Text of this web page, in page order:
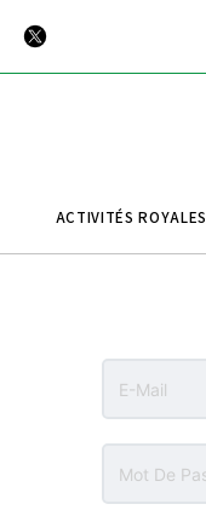
ACTIVITÉS ROYALES